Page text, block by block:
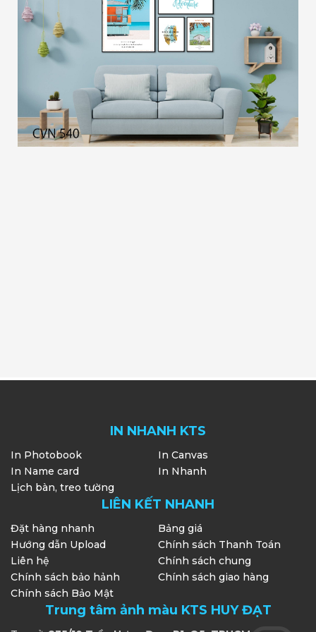
IN NHANH KTS
In Photobook
In Canvas
In Name card
In Nhanh
Lịch bàn, treo tường
LIÊN KẾT NHANH
Đặt hàng nhanh
Bảng giá
Hướng dẫn Upload
Chính sách Thanh Toán
Liên hệ
Chính sách chung
Chính sách bảo hảnh
Chính sách giao hàng
Chính sách Bảo Mật
Trung tâm ảnh màu KTS HUY ĐẠT